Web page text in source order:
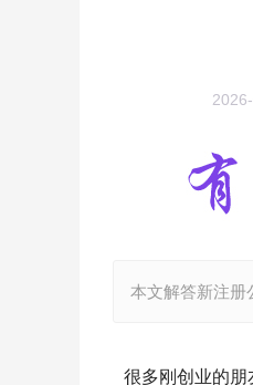
本文解答新注册
很多刚创业的